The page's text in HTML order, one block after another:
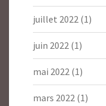
juillet 2022 (1)
juin 2022 (1)
mai 2022 (1)
mars 2022 (1)